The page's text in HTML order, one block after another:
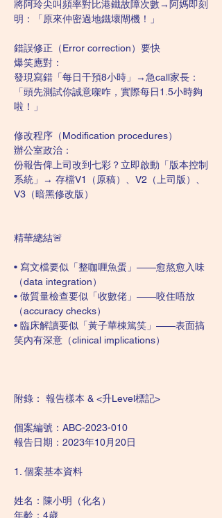
將阿玲尖叫頻率對比港鐵故障次數→阿媽即刻
明：「原來仲密過地鐵壞閘機！」
錯誤修正（Error correction）要快
爆笑應對：
發現寫錯「每日干預8小時」→急call家長：
「頭先測試你誠意㗎咋，實際每日1.5小時夠
啦！」
修改程序（Modification procedures）
辦公室政治：
份報告俾上司改到七彩？立即啟動「版本控制
系統」→ 存檔V1（原稿）、V2（上司版）、
V3（暗黑修改版）
精華總結🚨
• 寫文檔要似「整咖喱魚蛋」——愈熬愈入味
（data integration）
• 做質量檢查要似「收數佬」——咬住唔放
（accuracy checks）
• 臨床解讀要似「黃子華棟篤笑」——表面搞
笑內有深意（clinical implications）
附錄： 報告樣本 & <升Level標記>
個案編號：ABC-2023-010
報告日期：2023年10月20日
1. 個案基本資料
姓名：陳小明（化名）
年齡：4歲